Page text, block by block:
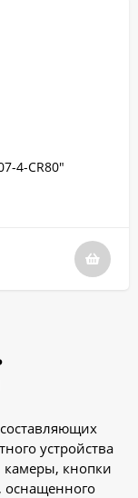
4-СR80"
устройства
камеры, кнопки
оснащенного